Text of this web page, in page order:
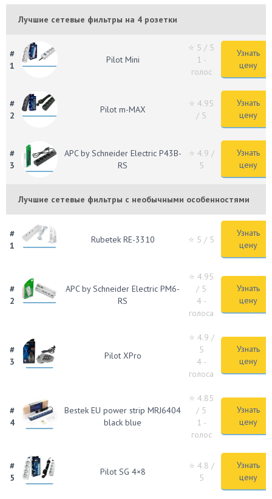
Лучшие сетевые фильтры на 4 розетки
#
1
Pilot Mini
⭐ 5 / 5
1 -
голос
Узнать
цену
#
2
Pilot m-MAX
⭐ 4.95
/ 5
Узнать
цену
#
3
APC by Schneider Electric P43B-
RS
⭐ 4.9 /
5
Узнать
цену
Лучшие сетевые фильтры с необычными особенностями
#
1
Rubetek RE-3310 ⭐ 5 / 5
Узнать
цену
#
2
APC by Schneider Electric PM6-
RS
⭐ 4.95
/ 5
4 -
голоса
Узнать
цену
#
3
Pilot XPro
⭐ 4.9 /
5
4 -
голоса
Узнать
цену
#
4
Bestek EU power strip MRJ6404
black blue
⭐ 4.85
/ 5
1 -
голос
Узнать
цену
#
5
Pilot SG 4×8
⭐ 4.8 /
5
Узнать
цену